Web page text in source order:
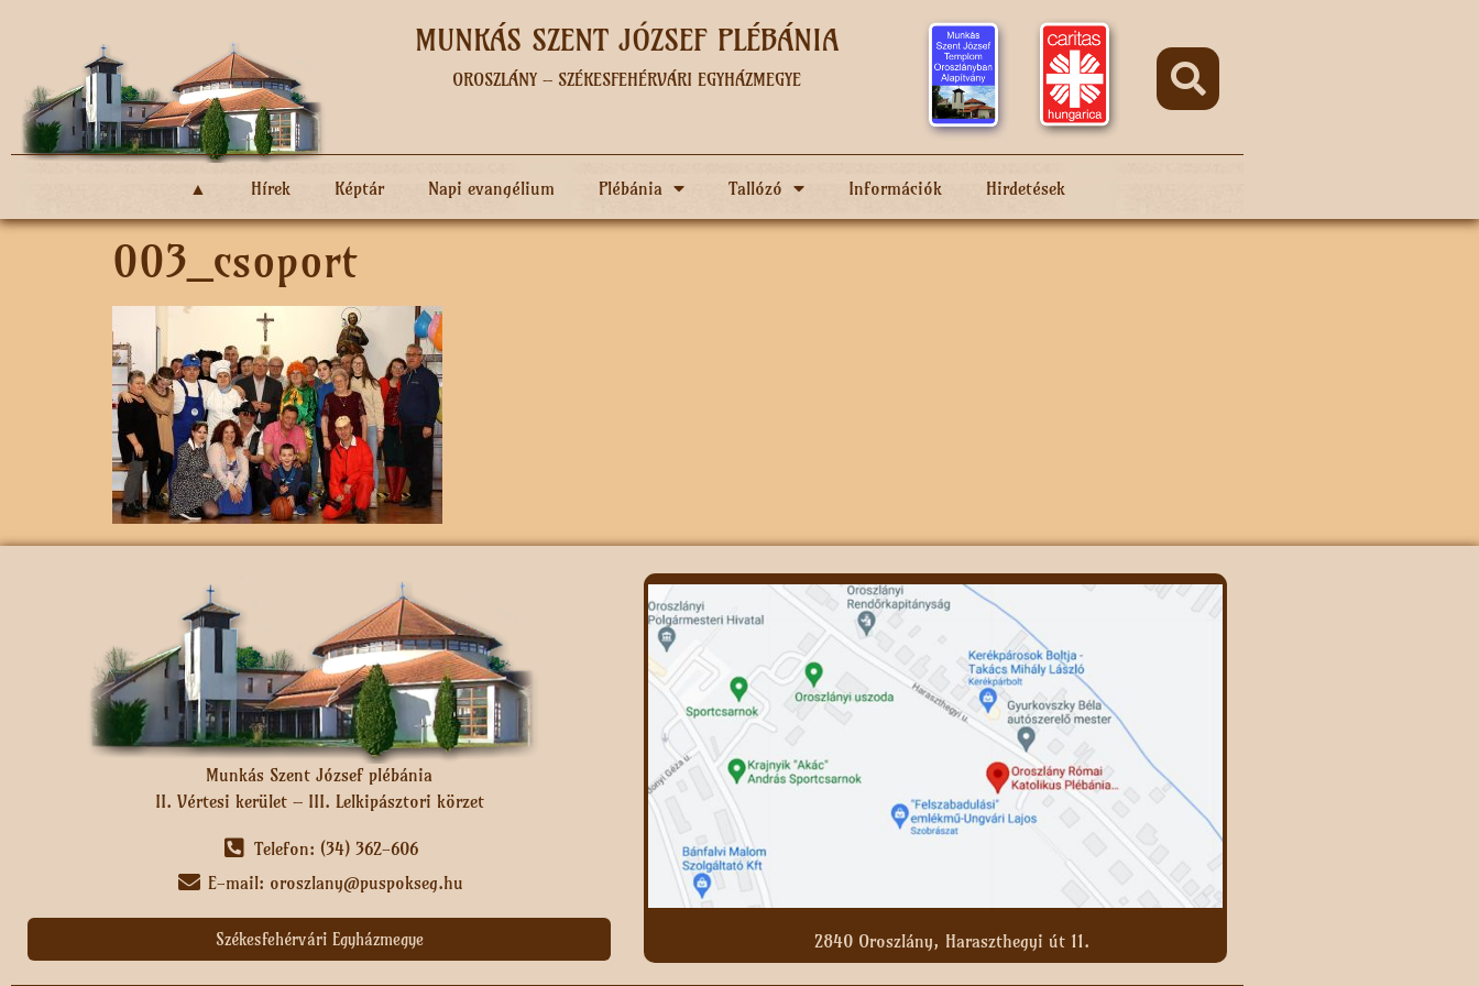
MUNKÁS SZENT JÓZSEF PLÉBÁNIA
OROSZLÁNY – SZÉKESFEHÉRVÁRI EGYHÁZMEGYE
▲ Hírek Képtár Napi evangélium Plébánia Tallózó Információk Hirdetések
003_csoport
Munkás Szent József plébánia
II. Vértesi kerület – III. Lelkipásztori körzet
Telefon: (34) 362-606
E-mail: oroszlany@puspokseg.hu
Székesfehérvári Egyházmegye 2840 Oroszlány, Haraszthegyi út 11.